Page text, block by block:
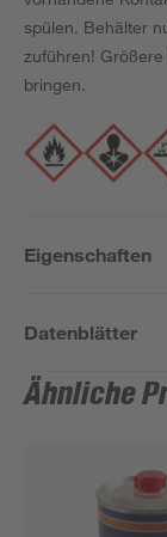
spülen. Behälter
zuführen!
bringen.
Eigenschaften
Datenblätter
Ähnliche